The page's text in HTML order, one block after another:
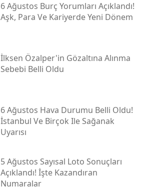
6 Ağustos Burç Yorumları Açıklandı!
Aşk, Para Ve Kariyerde Yeni Dönem
İlksen Özalper'in Gözaltına Alınma
Sebebi Belli Oldu
6 Ağustos Hava Durumu Belli Oldu!
İstanbul Ve Birçok Ile Sağanak
Uyarısı
5 Ağustos Sayısal Loto Sonuçları
Açıklandı! İşte Kazandıran
Numaralar